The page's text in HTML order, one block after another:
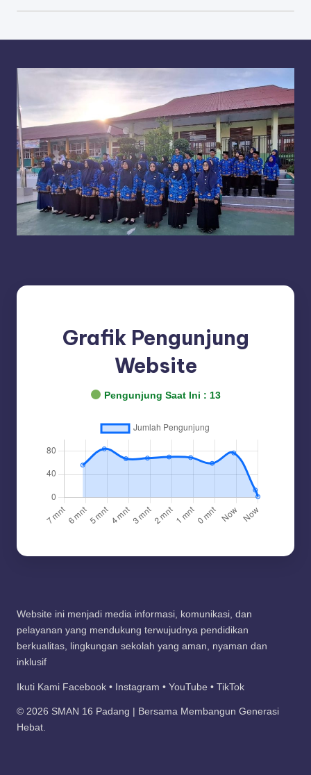
Grafik Pengunjung
Website
Pengunjung Saat Ini : 13
Website ini menjadi media informasi, komunikasi, dan
pelayanan yang mendukung terwujudnya pendidikan
berkualitas, lingkungan sekolah yang aman, nyaman dan
inklusif
Ikuti Kami Facebook • Instagram • YouTube • TikTok
© 2026 SMAN 16 Padang | Bersama Membangun Generasi
Hebat.